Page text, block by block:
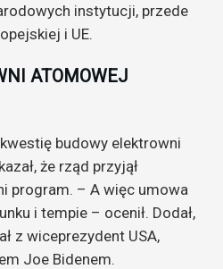
instytucji, przede
i UE.
ATOMOWEJ
budowy elektrowni
że rząd przyjął
program. – A więc umowa
i tempie – ocenił. Dodał,
z wiceprezydent USA,
Joe Bidenem.